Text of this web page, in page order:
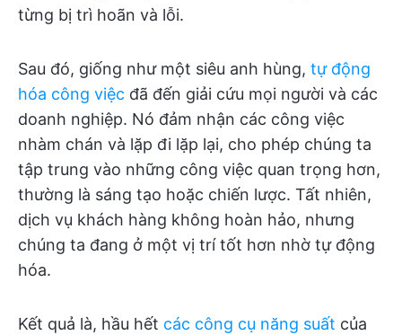
từng bị trì hoãn và lỗi.
Sau đó, giống như một siêu anh hùng, tự động
hóa công việc đã đến giải cứu mọi người và các
doanh nghiệp. Nó đảm nhận các công việc
nhàm chán và lặp đi lặp lại, cho phép chúng ta
tập trung vào những công việc quan trọng hơn,
thường là sáng tạo hoặc chiến lược. Tất nhiên,
dịch vụ khách hàng không hoàn hảo, nhưng
chúng ta đang ở một vị trí tốt hơn nhờ tự động
hóa.
Kết quả là, hầu hết các công cụ năng suất của